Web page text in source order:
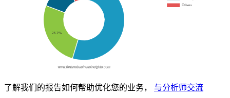
了解我们的报告如何帮助优化您的业务， 与分析师交流